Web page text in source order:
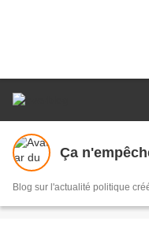
Ça
Blog sur l'actualité politique